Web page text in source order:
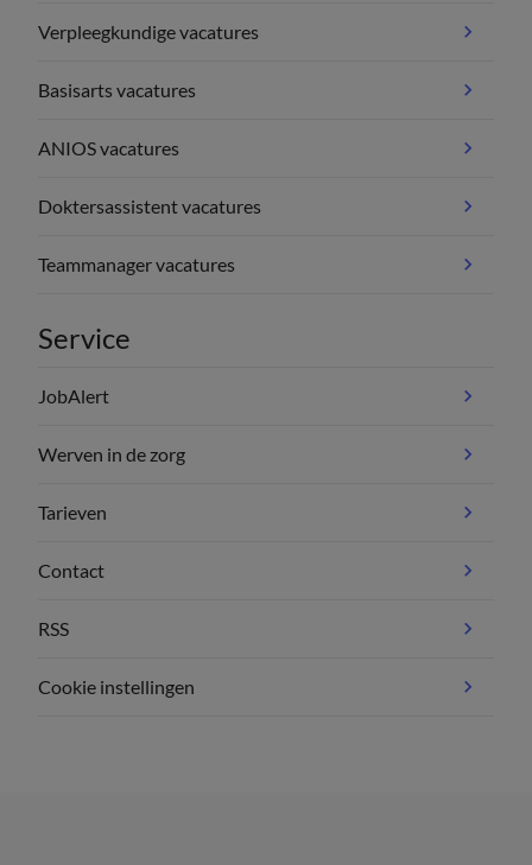
Verpleegkundige vacatures
Basisarts vacatures
ANIOS vacatures
Doktersassistent vacatures
Teammanager vacatures
Service
JobAlert
Werven in de zorg
Tarieven
Contact
RSS
Cookie instellingen